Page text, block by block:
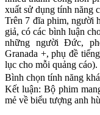
xuất sử dụng tính năng
Trên 7 đĩa phim, người
giả, có các bình luận
những người Đức,
Granada +, phụ đề
lục cho mỗi quảng cáo).
Bình chọn tính năng
Kết luận: Bộ phim
mẻ về biểu tượng anh